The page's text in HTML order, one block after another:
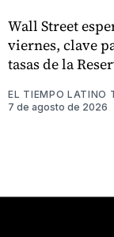
Wall Street
viernes, clave
tasas de la
EL TIEMPO LATINO
7 de agosto de 2026